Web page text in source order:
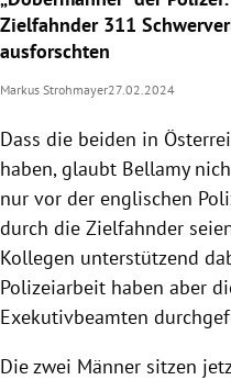
Zielfahnder 311
ausforschten
Markus Strohmayer27.02.2024
Dass die beiden in
haben, glaubt Bellamy
nur vor der englischen
durch die Zielfahnder
Kollegen unterstützend
Polizeiarbeit haben aber
Exekutivbeamten
Die zwei Männer sitzen